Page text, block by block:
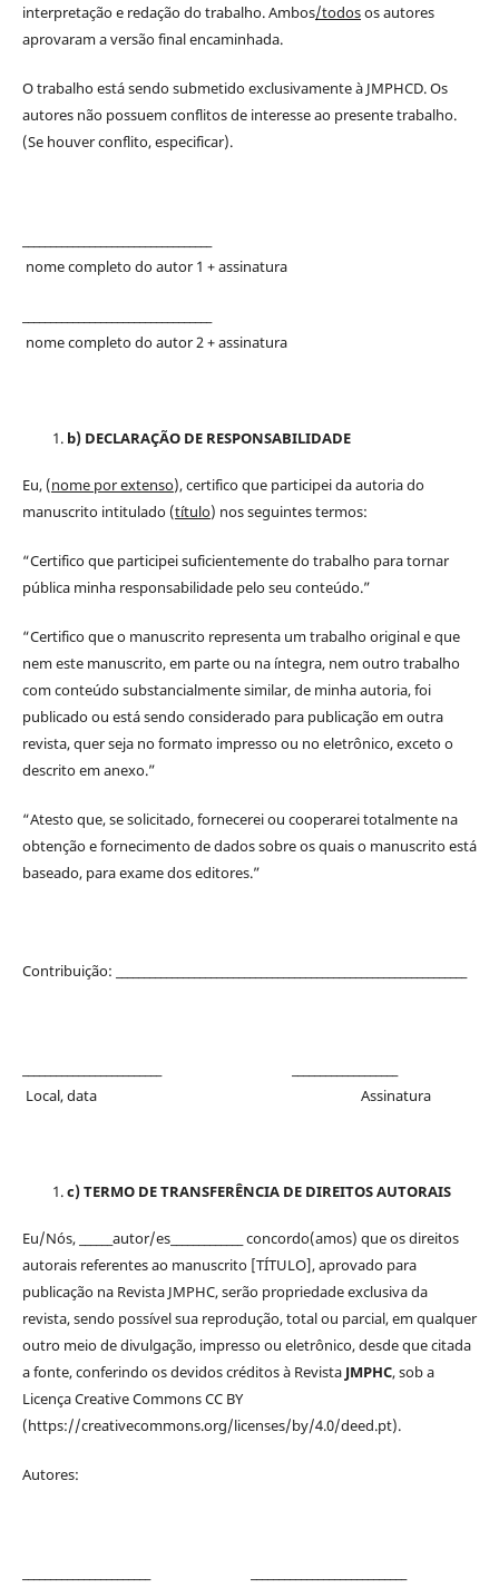
interpretação e redação do trabalho. Ambos/todosos autores
aprovaram a versão final encaminhada.
O trabalho está sendo submetido exclusivamente à JMPHCD. Os
autores não possuem conflitos de interesse ao presente trabalho.
(Se houver conflito, especificar).
nome completo do autor 1 + assinatura
nome completo do autor 2 + assinatura
b) DECLARAÇÃO DE RESPONSABILIDADE
Eu, (nome por extenso), certifico que participei da autoria do
manuscrito intitulado (título) nos seguintes termos:
“Certifico que participei suficientemente do trabalho para tornar
pública minha responsabilidade pelo seu conteúdo.”
“Certifico que o manuscrito representa um trabalho original e que
nem este manuscrito, em parte ou na íntegra, nem outro trabalho
com conteúdo substancialmente similar, de minha autoria, foi
publicado ou está sendo considerado para publicação em outra
revista, quer seja no formato impresso ou no eletrônico, exceto o
descrito em anexo.”
“Atesto que, se solicitado, fornecerei ou cooperarei totalmente na
obtenção e fornecimento de dados sobre os quais o manuscrito está
baseado, para exame dos editores.”
Contribuição: _______________________________________________________________
Local, data Assinatura
c) TERMO DE TRANSFERÊNCIA DE DIREITOS AUTORAIS
Eu/Nós, ______autor/es_____________ concordo(amos) que os direitos
autorais referentes ao manuscrito [TÍTULO], aprovado para
publicação na Revista JMPHC, serão propriedade exclusiva da
revista, sendo possível sua reprodução, total ou parcial, em qualquer
outro meio de divulgação, impresso ou eletrônico, desde que citada
a fonte, conferindo os devidos créditos à Revista JMPHC, sob a
Licença Creative Commons CC BY
(https://creativecommons.org/licenses/by/4.0/deed.pt).
Autores: